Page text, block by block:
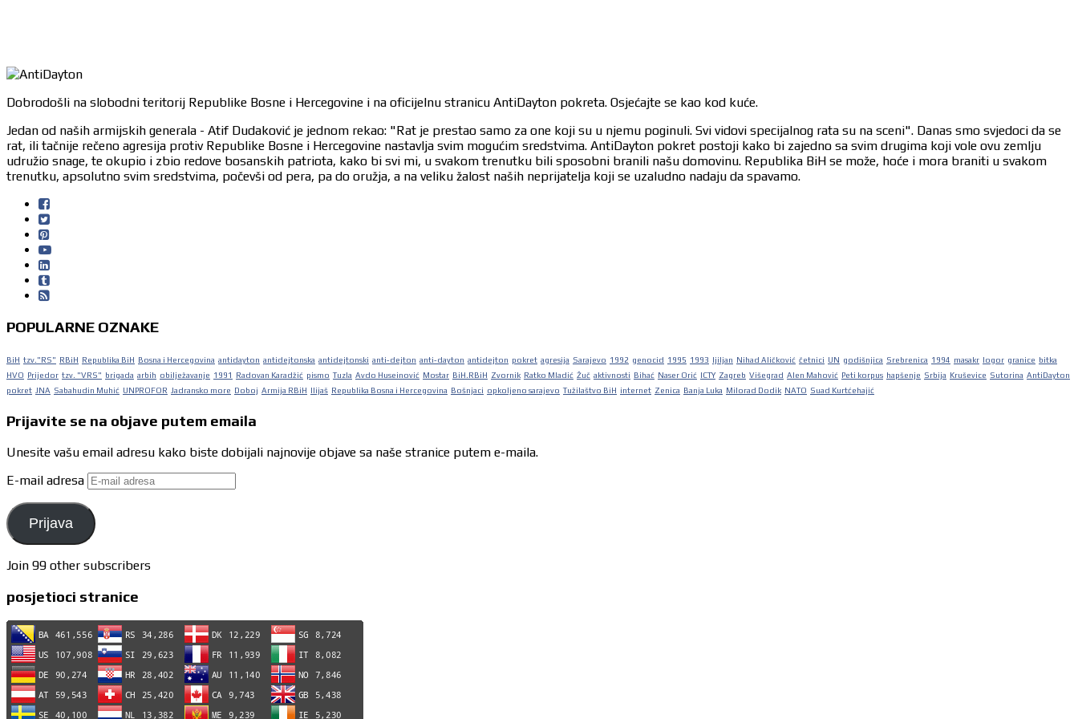
Dobrodošli na slobodni teritorij Republike Bosne i Hercegovine i na oficijelnu stranicu AntiDayton pokreta. Osjećajte se kao kod kuće.
Jedan od naših armijskih generala - Atif Dudaković je jednom rekao: "Rat je prestao samo za one koji su u njemu poginuli. Svi vidovi specijalnog rata su na sceni". Danas smo svjedoci da se
rat, ili tačnije rečeno agresija protiv Republike Bosne i Hercegovine nastavlja svim mogućim sredstvima. AntiDayton pokret postoji kako bi zajedno sa svim drugima koji vole ovu zemlju
udružio snage, te okupio i zbio redove bosanskih patriota, kako bi svi mi, u svakom trenutku bili sposobni branili našu domovinu. Republika BiH se može, hoće i mora braniti u svakom
trenutku, apsolutno svim sredstvima, počevši od pera, pa do oružja, a na veliku žalost naših neprijatelja koji se uzaludno nadaju da spavamo.
POPULARNE OZNAKE
BiH tzv."RS" RBiH Republika BiH Bosna i Hercegovina antidayton antidejtonska antidejtonski anti-dejton anti-dayton antidejton pokret agresija Sarajevo 1992 genocid 1995 1993 ljiljan Nihad Aličković četnici UN godišnjica Srebrenica 1994 masakr logor granice bitka
HVO Prijedor tzv. "VRS" brigada arbih obilježavanje 1991 Radovan Karadžić pismo Tuzla Avdo Huseinović Mostar BiH.RBiH Zvornik Ratko Mladić Žuč aktivnosti Bihać Naser Orić ICTY Zagreb Višegrad Alen Mahović Peti korpus hapšenje Srbija Kruševice Sutorina AntiDayton
pokret JNA Sabahudin Muhić UNPROFOR Jadransko more Doboj Armija RBiH Ilijaš Republika Bosna i Hercegovina Bošnjaci opkoljeno sarajevo Tužilaštvo BiH internet Zenica Banja Luka Milorad Dodik NATO Suad Kurtćehajić
Prijavite se na objave putem emaila
Unesite vašu email adresu kako biste dobijali najnovije objave sa naše stranice putem e-maila.
E-mail adresa
Prijava
Join 99 other subscribers
posjetioci stranice